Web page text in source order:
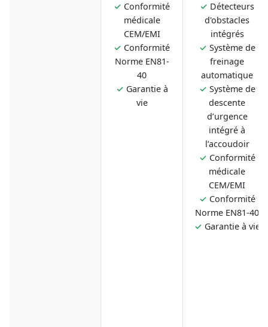
✓ Conformité
médicale
CEM/EMI
✓ Conformité
Norme EN81-
40
✓ Garantie à
vie
✓ Détecteurs
d'obstacles
intégrés
✓ Système de
freinage
automatique
✓ Système de
descente
d’urgence
intégré à
l’accoudoir
✓ Conformité
médicale
CEM/EMI
✓ Conformité
Norme EN81-40
✓ Garantie à vie